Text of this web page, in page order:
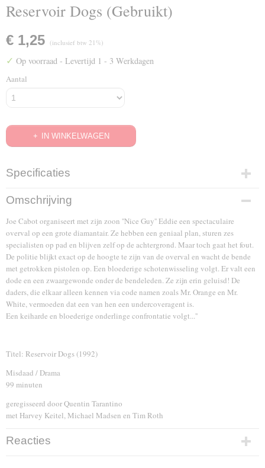
Reservoir Dogs (Gebruikt)
€ 1,25 (inclusief btw 21%)
✓ Op voorraad - Levertijd 1 - 3 Werkdagen
Aantal
IN WINKELWAGEN
Specificaties
EAN code
8713045200688
Omschrijving
Joe Cabot organiseert met zijn zoon ''Nice Guy'' Eddie een spectaculaire
overval op een grote diamantair. Ze hebben een geniaal plan, sturen zes
specialisten op pad en blijven zelf op de achtergrond. Maar toch gaat het fout.
De politie blijkt exact op de hoogte te zijn van de overval en wacht de bende
met getrokken pistolen op. Een bloederige schotenwisseling volgt. Er valt een
dode en een zwaargewonde onder de bendeleden. Ze zijn erin geluisd! De
daders, die elkaar alleen kennen via code namen zoals Mr. Orange en Mr.
White, vermoeden dat een van hen een undercoveragent is.
Een keiharde en bloederige onderlinge confrontatie volgt...''
Titel: Reservoir Dogs (1992)
Misdaad / Drama
99 minuten
geregisseerd door Quentin Tarantino
met Harvey Keitel, Michael Madsen en Tim Roth
Reacties